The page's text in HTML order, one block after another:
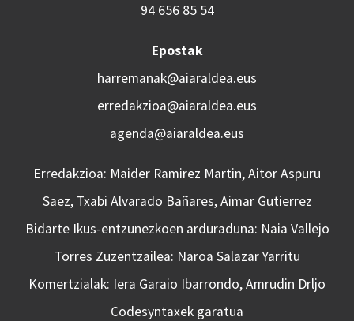
94 656 85 54
Epostak
harremanak@aiaraldea.eus
erredakzioa@aiaraldea.eus
agenda@aiaraldea.eus
Erredakzioa: Maider Ramirez Martin, Aitor Aspuru
Saez, Txabi Alvarado Bañares, Aimar Gutierrez
Bidarte Ikus-entzunezkoen arduraduna: Naia Vallejo
Torres Zuzentzailea: Naroa Salazar Yarritu
Komertzialak: Iera Garaio Ibarrondo, Amrudin Drljo
Codesyntaxek garatua